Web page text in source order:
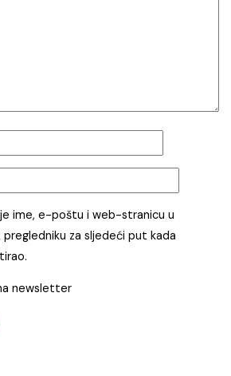
ime, e-poštu i web-stranicu u
za sljedeći put kada
newsletter